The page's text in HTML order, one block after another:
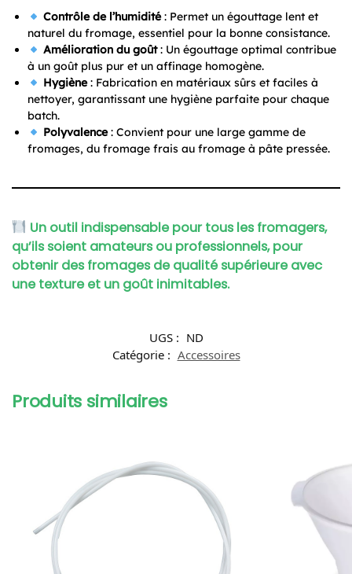
Contrôle de l’humidité: Permet un égouttage lent et
naturel du fromage, essentiel pour la bonne consistance.
Amélioration du goût: Un égouttage optimal contribue
à un goût plus pur et un affinage homogène.
Hygiène: Fabrication en matériaux sûrs et faciles à
nettoyer, garantissant une hygiène parfaite pour chaque
batch.
Polyvalence: Convient pour une large gamme de
fromages, du fromage frais au fromage à pâte pressée.
Un outil indispensable pour tous les fromagers,
qu’ils soient amateurs ou professionnels, pour
obtenir des fromages de qualité supérieure avec
une texture et un goût inimitables.
UGS : ND
Catégorie : Accessoires
Produits similaires